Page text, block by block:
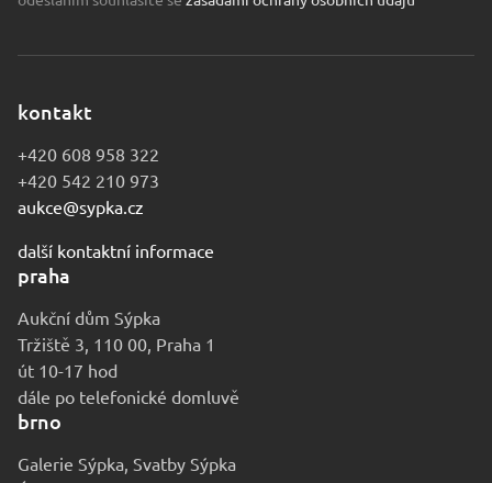
kontakt
+420 608 958 322
+420 542 210 973
aukce@sypka.cz
další kontaktní informace
praha
Aukční dům Sýpka
Tržiště 3, 110 00, Praha 1
út 10-17 hod
dále po telefonické domluvě
brno
Galerie Sýpka, Svatby Sýpka